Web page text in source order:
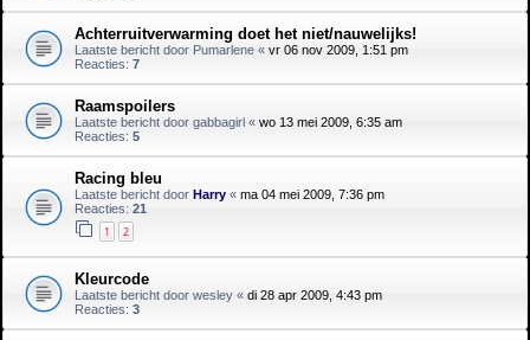
Achterruitverwarming doet het niet/nauwelijks!
Laatste bericht door Pumarlene « vr 06 nov 2009, 1:51 pm
Reacties: 7
Raamspoilers
Laatste bericht door gabbagirl « wo 13 mei 2009, 6:35 am
Reacties: 5
Racing bleu
Laatste bericht door Harry « ma 04 mei 2009, 7:36 pm
Reacties: 21
1 2
Kleurcode
Laatste bericht door wesley « di 28 apr 2009, 4:43 pm
Reacties: 3